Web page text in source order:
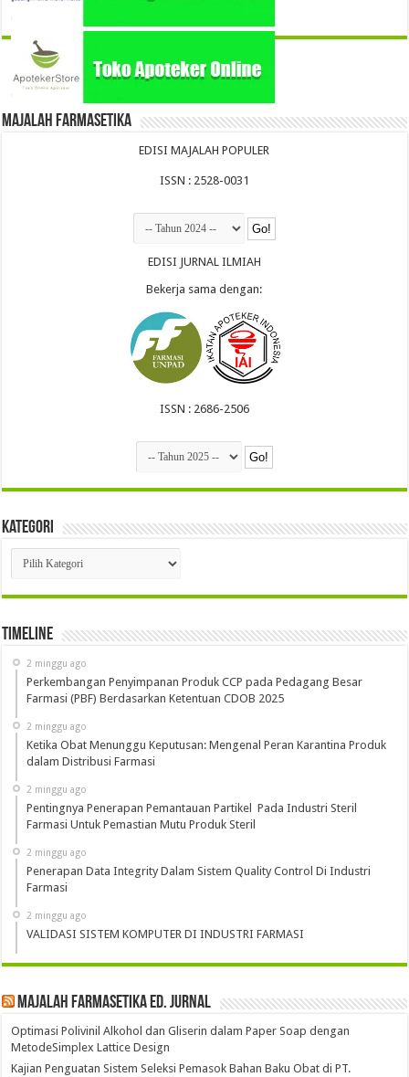
Majalah Farmasetika
EDISI MAJALAH POPULER
ISSN : 2528-0031
EDISI JURNAL ILMIAH
Bekerja sama dengan:
ISSN : 2686-2506
Kategori
Kategori
Timeline
2 minggu ago
Perkembangan Penyimpanan Produk CCP pada Pedagang Besar
Farmasi (PBF) Berdasarkan Ketentuan CDOB 2025
2 minggu ago
Ketika Obat Menunggu Keputusan: Mengenal Peran Karantina Produk
dalam Distribusi Farmasi
2 minggu ago
Pentingnya Penerapan Pemantauan Partikel Pada Industri Steril
Farmasi Untuk Pemastian Mutu Produk Steril
2 minggu ago
Penerapan Data Integrity Dalam Sistem Quality Control Di Industri
Farmasi
2 minggu ago
VALIDASI SISTEM KOMPUTER DI INDUSTRI FARMASI
Majalah Farmasetika Ed. Jurnal
Optimasi Polivinil Alkohol dan Gliserin dalam Paper Soap dengan
MetodeSimplex Lattice Design
Kajian Penguatan Sistem Seleksi Pemasok Bahan Baku Obat di PT.